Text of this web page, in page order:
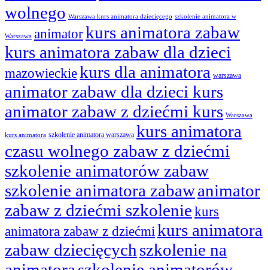
wolnego Warszawa kurs animatora dziecięcego szkolenie animatora w
Warszawa animatorkurs animatora zabaw
kurs animatora zabaw dla dzieci
mazowieckiekurs dla animatora warszawa
animator zabaw dla dzieci kurs
animator zabaw z dziećmi kurs Warszawa
kurs animatora szkolenie animatora warszawa kurs animatora
czasu wolnego zabaw z dziećmi
szkolenie animatorów zabaw
szkolenie animatora zabawanimator
zabaw z dziećmi szkolenie kurs
animatora zabaw z dziećmi kurs animatora
zabaw dziecięcych szkolenie na